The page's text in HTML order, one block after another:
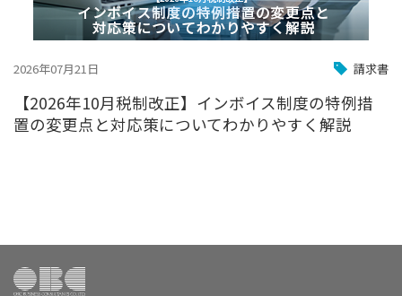
2026年07月21日 請求書
【2026年10月税制改正】インボイス制度の特例措
置の変更点と対応策についてわかりやすく解説